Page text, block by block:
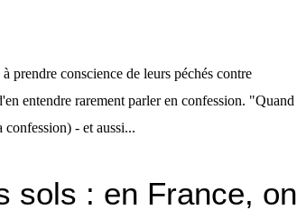
prendre conscience de leurs péchés contre
entendre rarement parler en confession. "Quand
- et aussi...
sols : en France, on